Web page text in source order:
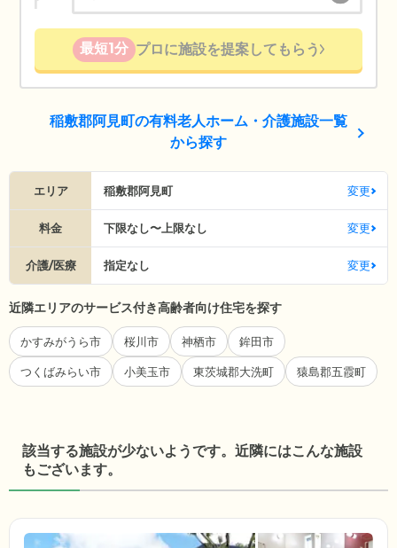
最短1分 プロに施設を提案してもらう
稲敷郡阿見町の有料老人ホーム・介護施設一覧
から探す
エリア 稲敷郡阿見町 変更
料金 下限なし〜上限なし 変更
介護/医療 指定なし 変更
近隣エリアのサービス付き高齢者向け住宅を探す
かすみがうら市 桜川市 神栖市 鉾田市
つくばみらい市 小美玉市 東茨城郡大洗町 猿島郡五霞町
該当する施設が少ないようです。近隣にはこんな施設
もございます。